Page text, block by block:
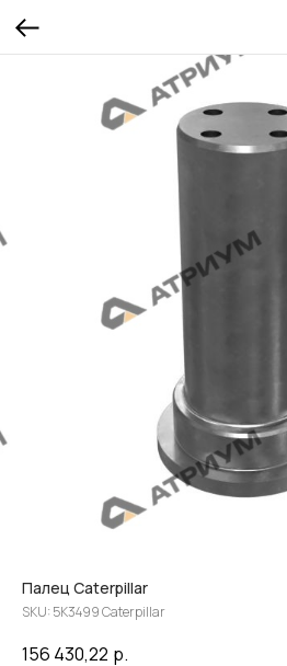
Палец Caterpillar
SKU: 5K3499 Caterpillar
156 430,22 р.